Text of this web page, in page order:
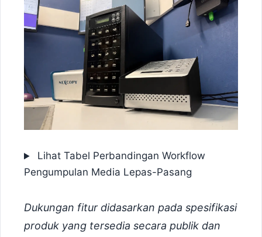
Lihat Tabel Perbandingan Workflow
Pengumpulan Media Lepas-Pasang
Dukungan fitur didasarkan pada spesifikasi
produk yang tersedia secara publik dan